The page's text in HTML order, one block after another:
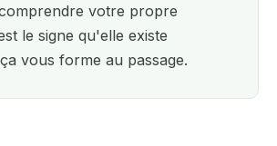
votre propre
le signe qu'elle existe
vous forme au passage.